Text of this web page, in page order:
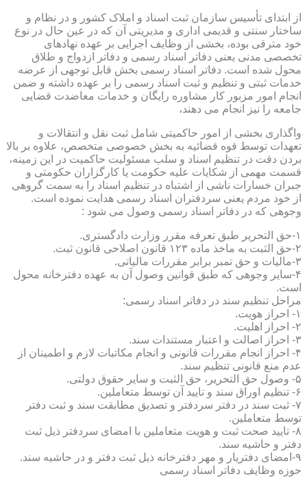
از ابتدای تأسیس سازمان ثبت اسناد و املاک کشور و در نظام و
ساختار سنتی و قدیمی اداری و مدیریتی آن که در عین حال در نوع
خود مترقی بوده، بخشی از وظایف اجرایی بر عهده نهادهای
تخصصی مدنی یعنی دفاتر اسناد رسمی و دفاتر ازدواج و طلاق
محول شده است. دفاتر اسناد رسمی بخش قابل توجهی از عرضه
خدمات ثبتی و تنظیم و ثبت اسناد رسمی را بر عهده داشته و ضمن
انجام امور مزبور کار مشاوره رایگان و خدمات معاضدت قضایی
جامعه را نیز انجام می دهند،
واگذاری بخشی از امور حاکمیتی شامل ثبت نقل و انتقالات و
تعهدات توسط قوه قضائیه به بخش خصوصی متخصص، علاوه بر بالا
بردن دقت در تنظیم اسناد و سلب مسئولیت حاکمیت در این زمینه،
قسمت مهمی از شکایات علیه حکومت یا کارگزاران حکومتی و
جبران خسارات ناشی از اشتباه در تنظیم اسناد را به سمت گروهی
از خود مردم یعنی سردفتران اسناد رسمی هدایت نموده است.
وجوهی که در دفاتر اسناد رسمی وصول می شود :
۱-حق التحریر طبق تعرفه مقرر وزارت دادگستری.
۲-حق الثبت به ماخذ ماده ۱۲۳ قانون اصلاحی قانون ثبت.
۳-مالیات و حق تمبر برابر مقررات مالیاتی.
۴-سایر وجوهی که طبق قوانین وصول آن به عهده دفترخانه محول
است.
مراحل تنظیم سند در دفاتر اسناد رسمی:
۱- احراز هویت.
۲- احراز اهلیت.
۳- احراز اصالت و اعتبار مستندات سند.
۴- احراز انجام مقررات قانونی و انجام مکاتبات لازم و اطمینان از
عدم منع قانونی تنظیم سند.
۵- وصول حق التحریر، حق الثبت و سایر حقوق دولتی.
۶- تنظیم اوراق سند و تایید آن توسط متعاملین.
۷- ثبت سند در دفتر سردفتر و تصدیق مطابقت سند و ثبت دفتر
توسط متعاملین.
۸- تایید صحت ثبت و هویت متعاملین با امضای سردفتر ذیل ثبت
دفتر و حاشیه سند.
۹-امضای دفتریار و مهر دفترخانه ذیل ثبت دفتر و در حاشیه سند.
حوزه وظایف دفاتر اسناد رسمی